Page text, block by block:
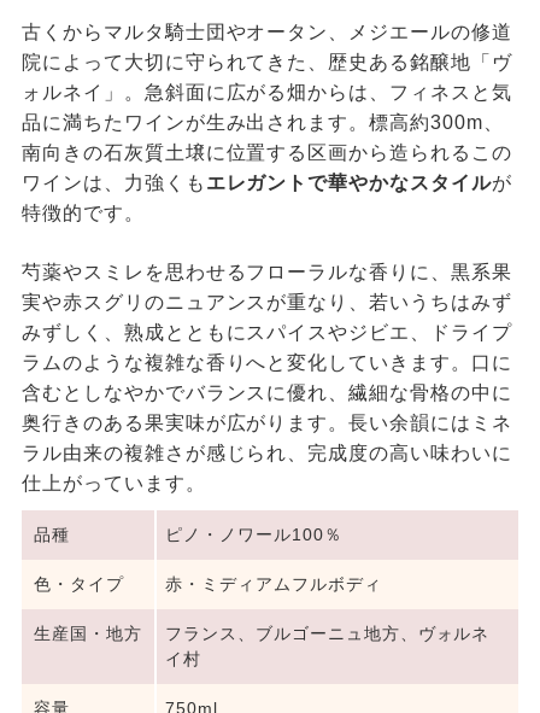
古くからマルタ騎士団やオータン、メジエールの修道
院によって大切に守られてきた、歴史ある銘醸地「ヴ
ォルネイ」。急斜面に広がる畑からは、フィネスと気
品に満ちたワインが生み出されます。標高約300m、
南向きの石灰質土壌に位置する区画から造られるこの
ワインは、力強くも エレガントで華やかなスタイルが
特徴的です。
芍薬やスミレを思わせるフローラルな香りに、黒系果
実や赤スグリのニュアンスが重なり、若いうちはみず
みずしく、熟成とともにスパイスやジビエ、ドライプ
ラムのような複雑な香りへと変化していきます。口に
含むとしなやかでバランスに優れ、繊細な骨格の中に
奥行きのある果実味が広がります。長い余韻にはミネ
ラル由来の複雑さが感じられ、完成度の高い味わいに
仕上がっています。
品種 ピノ・ノワール100％
色・タイプ 赤・ミディアムフルボディ
生産国・地方
フランス、ブルゴーニュ地方、ヴォルネ
イ村
容量 750ml